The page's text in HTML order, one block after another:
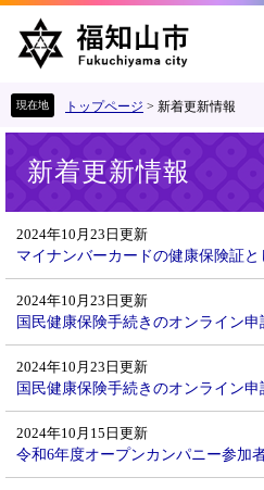
本
トップページ > 新着更新情報
新着更新情報
2024年10月23日更新
マイナンバーカードの健康保険証
2024年10月23日更新
国民健康保険手続きのオンライン申
2024年10月23日更新
国民健康保険手続きのオンライン申
2024年10月15日更新
令和6年度オープンカンパニー参加